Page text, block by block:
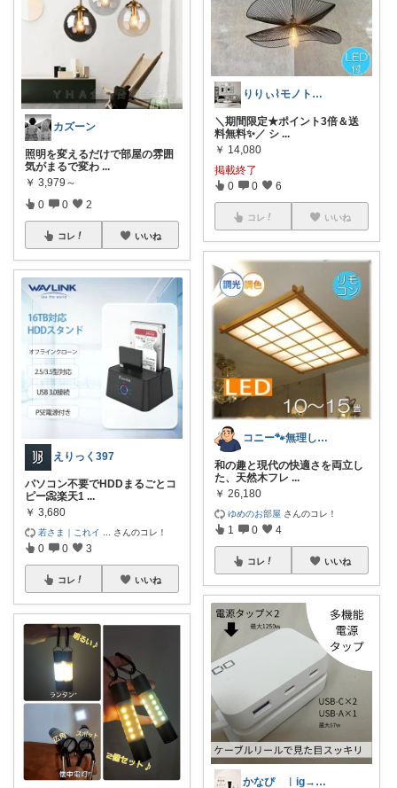
カズーン
照明を変えるだけで部屋の雰囲
気がまるで変わ ...
￥ 3,979～
0 0 2
コレ いいね
えりっく397
パソコン不要でHDDまるごとコ
ピー📀楽天1 ...
￥ 3,680
若さま｜これイ さんのコレ！
0 0 3
コレ いいね
りりぃ⌇モノトーンインテリア
＼期間限定★ポイント3倍＆送
料無料✨／ シ ...
￥ 14,080
掲載終了
0 0 6
コレ いいね
コニー🐾無理しない暮らしROOM✨
和の趣と現代の快適さを両立し
た、天然木フレ ...
￥ 26,180
ゆめのお部屋 さんのコレ！
1 0 4
コレ いいね
かなぴ ︳ig→@kanapi332